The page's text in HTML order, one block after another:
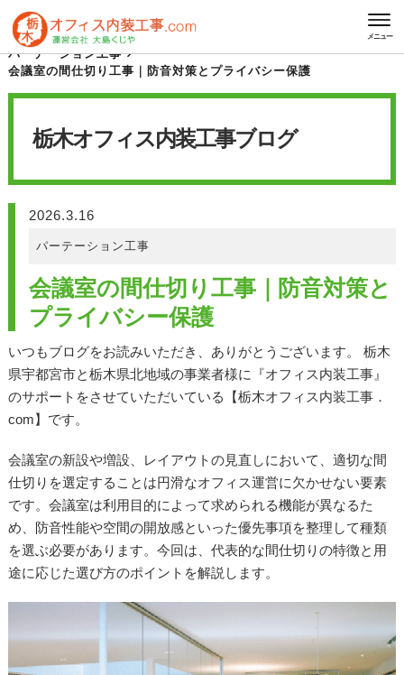
メニュー
HOME
栃木オフィス内装工事 ブログ
パーテーション工事
会議室の間仕切り工事｜防音対策とプライバシー保護
栃木オフィス内装工事ブログ
2026.3.16
パーテーション工事
会議室の間仕切り工事｜防音対策と
プライバシー保護
いつもブログをお読みいただき、ありがとうございます。 栃木
県宇都宮市と栃木県北地域の事業者様に『オフィス内装工事』
のサポートをさせていただいている【栃木オフィス内装工事．
com】です。
会議室の新設や増設、レイアウトの見直しにおいて、適切な間
仕切りを選定することは円滑なオフィス運営に欠かせない要素
です。会議室は利用目的によって求められる機能が異なるた
め、防音性能や空間の開放感といった優先事項を整理して種類
を選ぶ必要があります。今回は、代表的な間仕切りの特徴と用
途に応じた選び方のポイントを解説します。